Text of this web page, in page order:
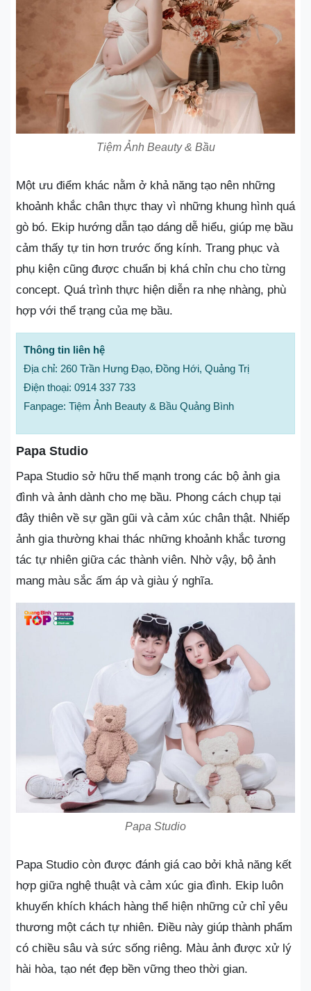
Tiệm Ảnh Beauty & Bầu
Một ưu điểm khác nằm ở khả năng tạo nên những
khoảnh khắc chân thực thay vì những khung hình quá
gò bó. Ekip hướng dẫn tạo dáng dễ hiểu, giúp mẹ bầu
cảm thấy tự tin hơn trước ống kính. Trang phục và
phụ kiện cũng được chuẩn bị khá chỉn chu cho từng
concept. Quá trình thực hiện diễn ra nhẹ nhàng, phù
hợp với thể trạng của mẹ bầu.
Thông tin liên hệ
Địa chỉ: 260 Trần Hưng Đạo, Đồng Hới, Quảng Trị
Điện thoại: 0914 337 733
Fanpage: Tiệm Ảnh Beauty & Bầu Quảng Bình
Papa Studio
Papa Studio sở hữu thế mạnh trong các bộ ảnh gia
đình và ảnh dành cho mẹ bầu. Phong cách chụp tại
đây thiên về sự gần gũi và cảm xúc chân thật. Nhiếp
ảnh gia thường khai thác những khoảnh khắc tương
tác tự nhiên giữa các thành viên. Nhờ vậy, bộ ảnh
mang màu sắc ấm áp và giàu ý nghĩa.
Papa Studio
Papa Studio còn được đánh giá cao bởi khả năng kết
hợp giữa nghệ thuật và cảm xúc gia đình. Ekip luôn
khuyến khích khách hàng thể hiện những cử chỉ yêu
thương một cách tự nhiên. Điều này giúp thành phẩm
có chiều sâu và sức sống riêng. Màu ảnh được xử lý
hài hòa, tạo nét đẹp bền vững theo thời gian.